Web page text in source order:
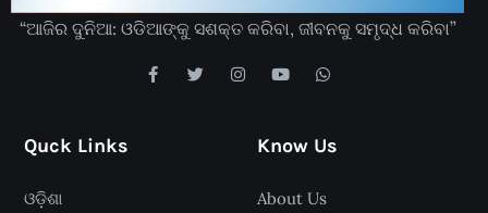
“ଆଜିର ଦୁନିଆ: ଓଡିଆଙ୍କୁ ସଶକ୍ତ କରିବା, ଜୀବନକୁ ସମୃଦ୍ଧ କରିବା”
Quck Links
ଓଡ଼ିଶା
Know Us
About Us